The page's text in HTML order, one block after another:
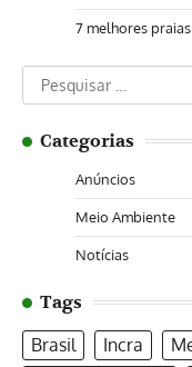
7 melhores
Pesquisar
por:
Categorias
Anúncios
Meio Ambiente
Notícias
Tags
Brasil
Incra